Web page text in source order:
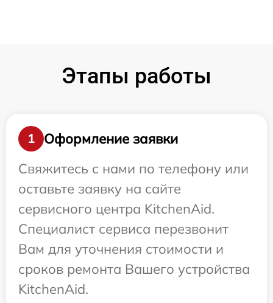
Этапы работы
1
Оформление заявки
Свяжитесь с нами по телефону или
оставьте заявку на сайте
сервисного центра KitchenAid.
Специалист сервиса перезвонит
Вам для уточнения стоимости и
сроков ремонта Вашего устройства
KitchenAid.